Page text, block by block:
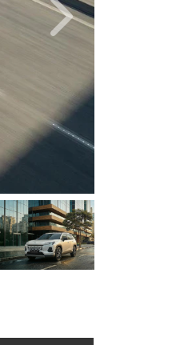
Próximo